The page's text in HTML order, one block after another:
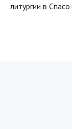
литургии в